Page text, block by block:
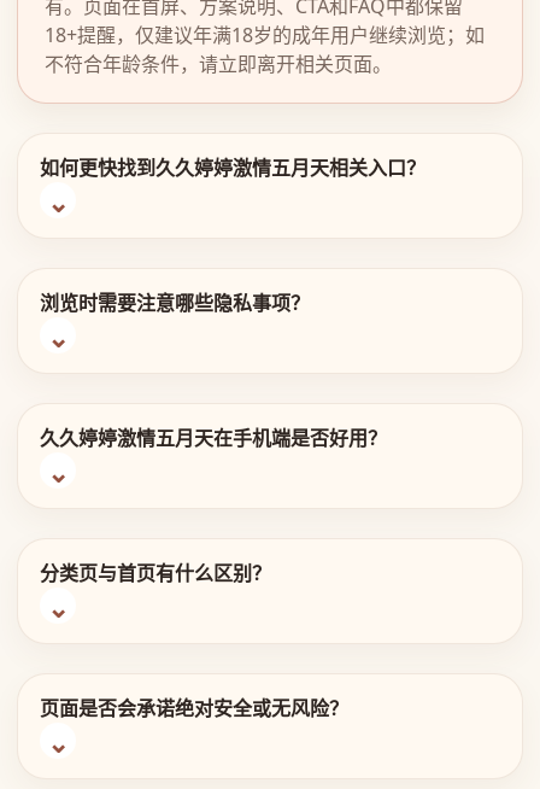
有。页面在首屏、方案说明、CTA和FAQ中都保留
18+提醒，仅建议年满18岁的成年用户继续浏览；如
不符合年龄条件，请立即离开相关页面。
如何更快找到久久婷婷激情五月天相关入口？
浏览时需要注意哪些隐私事项？
久久婷婷激情五月天在手机端是否好用？
分类页与首页有什么区别？
页面是否会承诺绝对安全或无风险？